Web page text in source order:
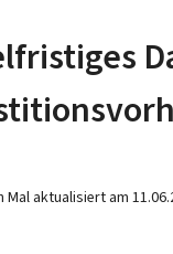
Mal aktualisiert am